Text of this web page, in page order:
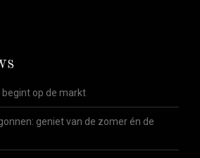
op de markt
geniet van de zomer én de